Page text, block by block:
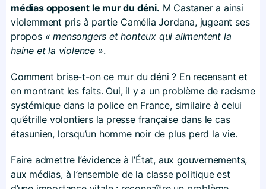
médias opposent le mur du déni. M Castaner a ainsi
violemment pris à partie Camélia Jordana, jugeant ses
propos « mensongers et honteux qui alimentent la
haine et la violence ».
Comment brise-t-on ce mur du déni ? En recensant et
en montrant les faits. Oui, il y a un problème de racisme
systémique dans la police en France, similaire à celui
qu’étrille volontiers la presse française dans le cas
étasunien, lorsqu’un homme noir de plus perd la vie.
Faire admettre l’évidence à l’État, aux gouvernements,
aux médias, à l’ensemble de la classe politique est